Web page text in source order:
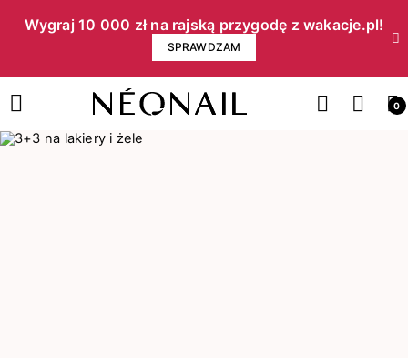
Wygraj 10 000 zł na rajską przygodę z wakacje.pl!​
SPRAWDZAM
0